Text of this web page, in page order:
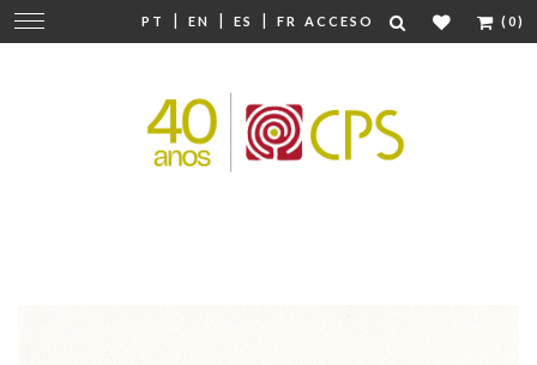
PT | EN | ES | FR ACCESO (0)
Cambiar
navegación